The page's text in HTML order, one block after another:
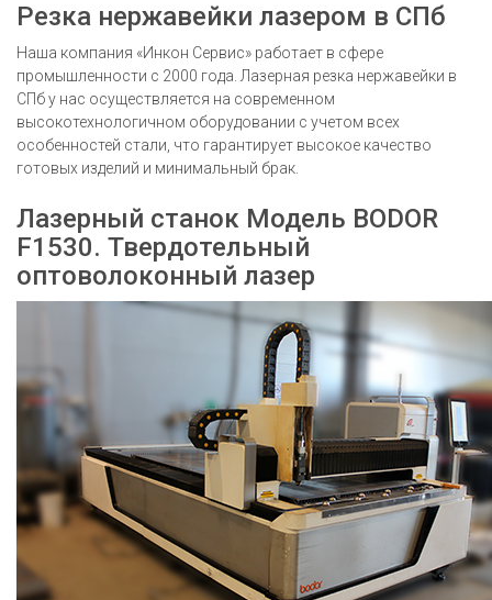
Резка нержавейки лазером в СПб
Наша компания «Инкон Сервис» работает в сфере
промышленности с 2000 года. Лазерная резка нержавейки в
СПб у нас осуществляется на современном
высокотехнологичном оборудовании с учетом всех
особенностей стали, что гарантирует высокое качество
готовых изделий и минимальный брак.
Лазерный станок Модель BODOR
F1530. Твердотельный
оптоволоконный лазер